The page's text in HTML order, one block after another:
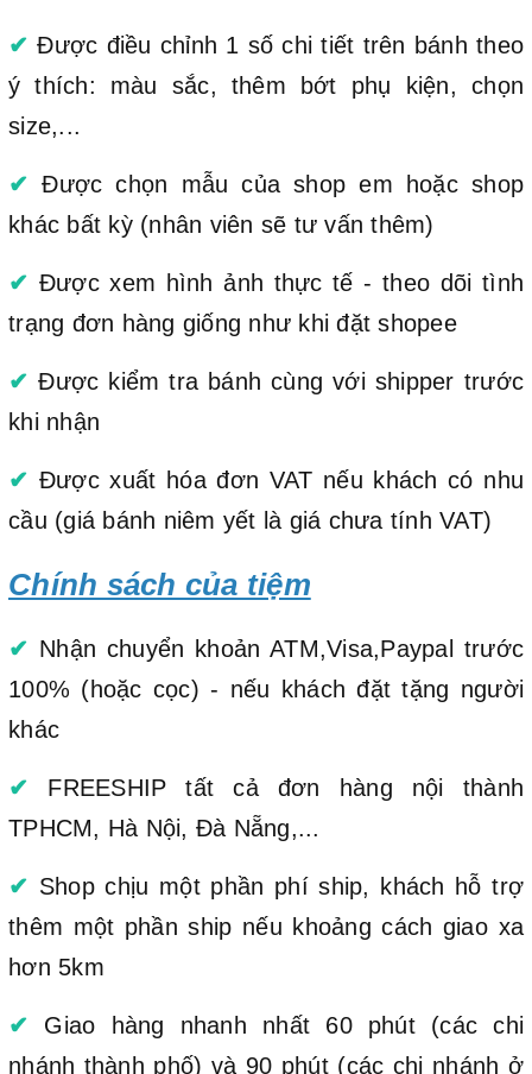
✔ Được điều chỉnh 1 số chi tiết trên bánh theo
ý thích: màu sắc, thêm bớt phụ kiện, chọn
size,...
✔ Được chọn mẫu của shop em hoặc shop
khác bất kỳ (nhân viên sẽ tư vấn thêm)
✔ Được xem hình ảnh thực tế - theo dõi tình
trạng đơn hàng giống như khi đặt shopee
✔ Được kiểm tra bánh cùng với shipper trước
khi nhận
✔ Được xuất hóa đơn VAT nếu khách có nhu
cầu (giá bánh niêm yết là giá chưa tính VAT)
Chính sách của tiệm
✔ Nhận chuyển khoản ATM,Visa,Paypal trước
100% (hoặc cọc) - nếu khách đặt tặng người
khác
✔ FREESHIP tất cả đơn hàng nội thành
TPHCM, Hà Nội, Đà Nẵng,...
✔ Shop chịu một phần phí ship, khách hỗ trợ
thêm một phần ship nếu khoảng cách giao xa
hơn 5km
✔ Giao hàng nhanh nhất 60 phút (các chi
nhánh thành phố) và 90 phút (các chi nhánh ở